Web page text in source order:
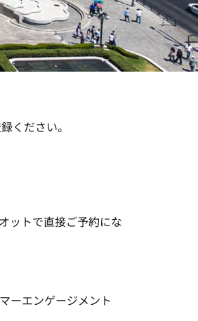
ください。
ットで直接ご予約にな
ーエンゲージメント